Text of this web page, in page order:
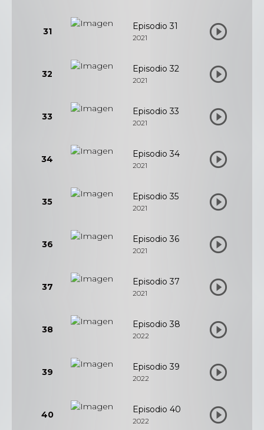
31 Episodio 31
2021
32 Episodio 32
2021
33 Episodio 33
2021
34 Episodio 34
2021
35 Episodio 35
2021
36 Episodio 36
2021
37 Episodio 37
2021
38 Episodio 38
2022
39 Episodio 39
2022
40 Episodio 40
2022